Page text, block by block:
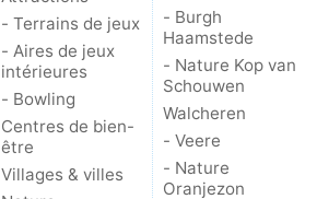
- Terrains de jeux
- Aires de jeux
intérieures
- Bowling
Centres de bien-
être
Villages & villes
- Burgh
Haamstede
- Nature Kop van
Schouwen
Walcheren
- Veere
- Nature
Oranjezon